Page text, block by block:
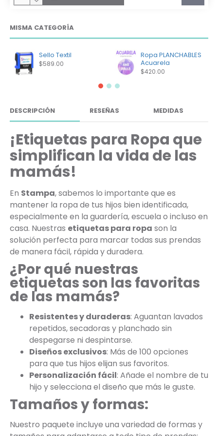
MISMA CATEGORÍA
Sello Textil
$589.00
Ropa PLANCHABLES
Acuarela
$420.00
DESCRIPCIÓN RESEÑAS MEDIDAS
¡Etiquetas para Ropa que
simplifican la vida de las
mamás!
En Stampa, sabemos lo importante que es
mantener la ropa de tus hijos bien identificada,
especialmente en la guardería, escuela o incluso en
casa. Nuestras etiquetas para ropa son la
solución perfecta para marcar todas sus prendas
de manera fácil, rápida y duradera.
¿Por qué nuestras
etiquetas son las favoritas
de las mamás?
Resistentes y duraderas: Aguantan lavados
repetidos, secadoras y planchado sin
despegarse ni despintarse.
Diseños exclusivos: Más de 100 opciones
para que tus hijos elijan sus favoritos.
Personalización fácil: Añade el nombre de tu
hijo y selecciona el diseño que más le guste.
Tamaños y formas:
Nuestro paquete incluye una variedad de formas y